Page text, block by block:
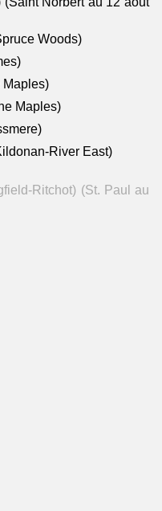
Woods)
Maples)
Maples)
River East)
Ritchot) (St. Paul au